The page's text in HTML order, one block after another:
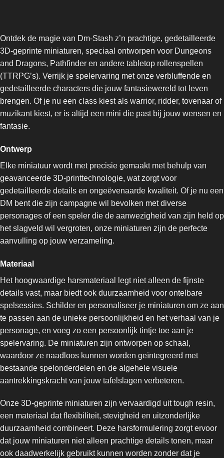
Ontdek de magie van Dm-Stash z’n prachtige, gedetailleerde
3D-geprinte miniaturen, speciaal ontworpen voor Dungeons
and Dragons, Pathfinder en andere tabletop rollenspellen
(TTRPG’s). Verrijk je spelervaring met onze verbluffende en
gedetailleerde characters die jouw fantasiewereld tot leven
brengen. Of je nu een class kiest als warrior, ridder, tovenaar of
muzikant kiest, er is altijd een mini die past bij jouw wensen en
fantasie.
Ontwerp
Elke miniatuur wordt met precisie gemaakt met behulp van
geavanceerde 3D-printtechnologie, wat zorgt voor
gedetailleerde details en ongeëvenaarde kwaliteit. Of je nu een
DM bent die zijn campagne wil bevolken met diverse
personages of een speler die de aanwezigheid van zijn held op
het slagveld wil vergroten, onze miniaturen zijn de perfecte
aanvulling op jouw verzameling.
Materiaal
Het hoogwaardige harsmateriaal legt niet alleen de fijnste
details vast, maar biedt ook duurzaamheid voor ontelbare
spelsessies. Schilder en personaliseer je miniaturen om ze aan
te passen aan de unieke persoonlijkheid en het verhaal van je
personage, en voeg zo een persoonlijk tintje toe aan je
spelervaring. De miniaturen zijn ontworpen op schaal,
waardoor ze naadloos kunnen worden geïntegreerd met
bestaande spelonderdelen en de algehele visuele
aantrekkingskracht van jouw tafelslagen verbeteren.
Onze 3D-geprinte miniaturen zijn vervaardigd uit tough resin,
een materiaal dat flexibiliteit, stevigheid en uitzonderlijke
duurzaamheid combineert. Deze harsformulering zorgt ervoor
dat jouw miniaturen niet alleen prachtige details tonen, maar
ook daadwerkelijk gebruikt kunnen worden zonder dat je